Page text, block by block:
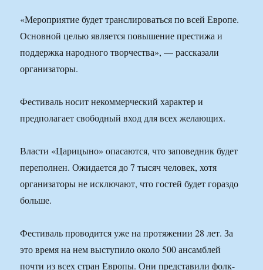
«Мероприятие будет транслироваться по всей Европе.
Основной целью является повышение престижа и
поддержка народного творчества», — рассказали
организаторы.
Фестиваль носит некоммерческий характер и
предполагает свободный вход для всех желающих.
Власти «Царицыно» опасаются, что заповедник будет
переполнен. Ожидается до 7 тысяч человек, хотя
организаторы не исключают, что гостей будет гораздо
больше.
Фестиваль проводится уже на протяжении 28 лет. За
это время на нем выступило около 500 ансамблей
почти из всех стран Европы. Они представили фолк-